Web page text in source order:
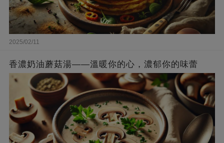
2025/02/11
香濃奶油蘑菇湯——溫暖你的心，濃郁你的味蕾